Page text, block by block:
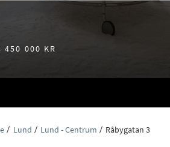
450 000 KR
Lund Lund - Centrum Råbygatan 3